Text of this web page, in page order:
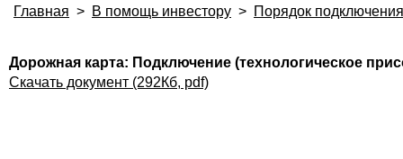
Главная > В помощь инвестору > Порядок
Дорожная карта: Подключение (технологическое
Скачать документ (292Кб, pdf)